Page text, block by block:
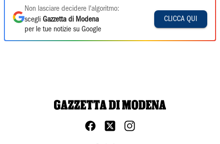
Non lasciare decidere l'algoritmo:
scegli Gazzetta di Modena
per le tue notizie su Google
CLICCA QUI